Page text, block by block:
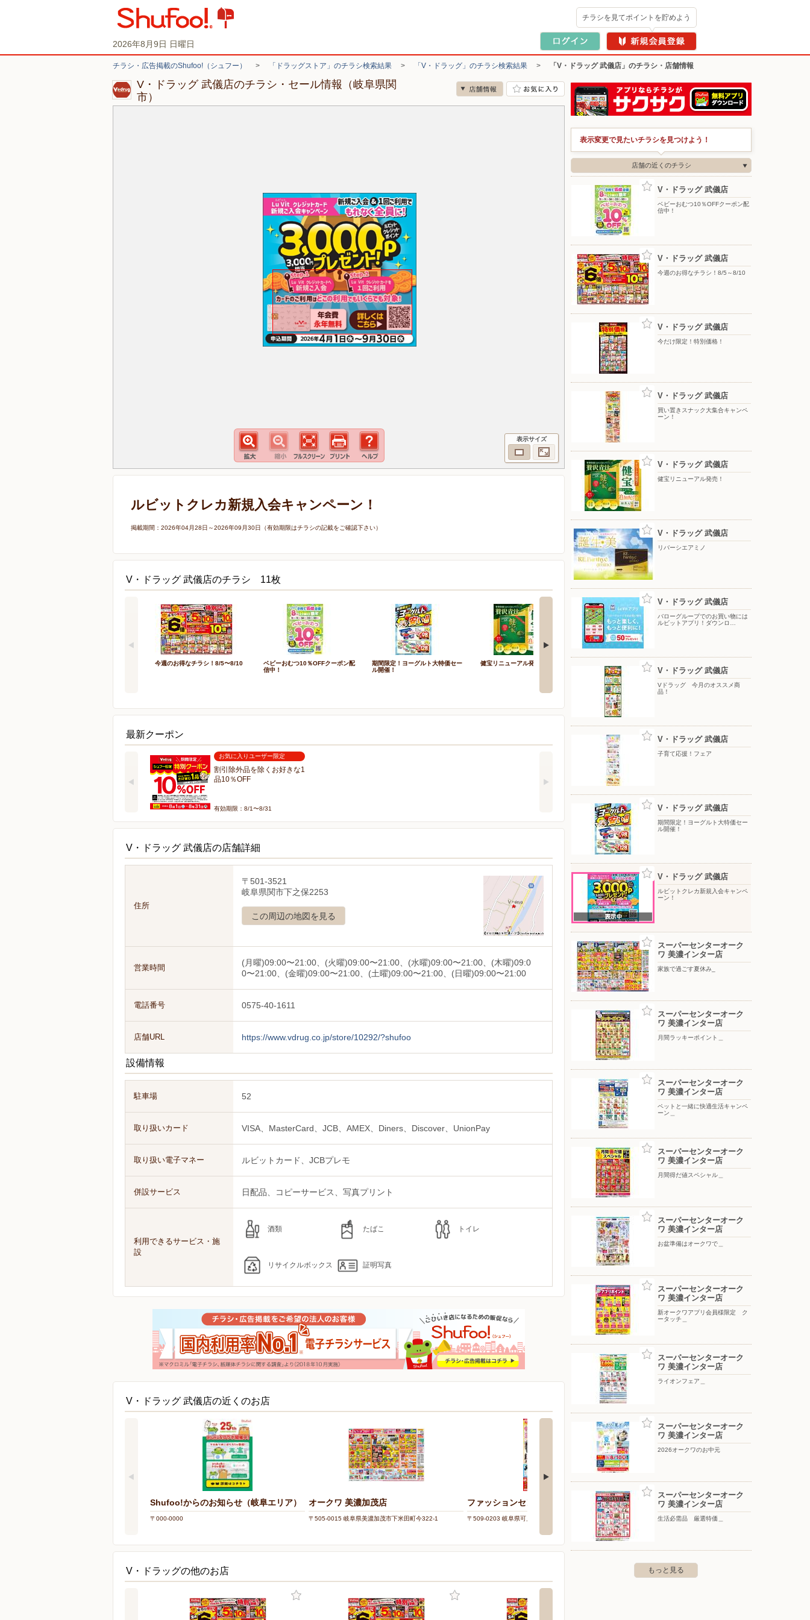
2026年8月9日 日曜日
チラシを見てポイントを貯めよう
チラシ・広告掲載のShufoo!（シュフー） > 「ドラッグストア」のチラシ検索結果 > 「V・ドラッグ」のチラシ検索結果 > 「V・ドラッグ 武儀店」のチラシ・店舗情報
V・ドラッグ 武儀店のチラシ・セール情報（岐阜県関
市）
表示サイズ
ルビットクレカ新規入会キャンペーン！
掲載期間：2026年04月28日～2026年09月30日（有効期限はチラシの記載をご確認下さい）
V・ドラッグ 武儀店のチラシ 11枚
今週のお得なチラシ！8/5〜8/10
ベビーおむつ10％OFFクーポン配
信中！
期間限定！ヨーグルト大特価セー
ル開催！
健宝リニューアル発売！
ルビットアプリ！ダウンロードで
50pt進呈中！
最新クーポン
お気に入りユーザー限定
割引除外品を除くお好きな1
品10％OFF
有効期限：8/1〜8/31
V・ドラッグ 武儀店の店舗詳細
住所
〒501-3521
岐阜県関市下之保2253
この周辺の地図を見る
営業時間
(月曜)09:00〜21:00、(火曜)09:00〜21:00、(水曜)09:00〜21:00、(木曜)09:0
0〜21:00、(金曜)09:00〜21:00、(土曜)09:00〜21:00、(日曜)09:00〜21:00
電話番号 0575-40-1611
店舗URL https://www.vdrug.co.jp/store/10292/?shufoo
設備情報
駐車場 52
取り扱いカード VISA、MasterCard、JCB、AMEX、Diners、Discover、UnionPay
取り扱い電子マネー ルビットカード、JCBプレモ
併設サービス 日配品、コピーサービス、写真プリント
利用できるサービス・施
設
酒類 たばこ トイレ
リサイクルボックス 証明写真
V・ドラッグ 武儀店の近くのお店
Shufoo!からのお知らせ（岐阜エリア）
〒000-0000
オークワ 美濃加茂店
〒505-0015 岐阜県美濃加茂市下米田町今322-1
ファッションセンターしまむら/可児店
〒509-0203 岐阜県可児市下恵土字高島3229-1
タマホーム/関店
〒501-3936 岐阜県関市倉知687番地1
V・ドラッグの他のお店
表示変更で見たいチラシを見つけよう！
店舗の近くのチラシ
V・ドラッグ 武儀店
ベビーおむつ10％OFFクーポン配
信中！
V・ドラッグ 武儀店
今週のお得なチラシ！8/5～8/10
V・ドラッグ 武儀店
今だけ限定！特別価格！
V・ドラッグ 武儀店
買い置きスナック大集合キャンペ
ーン！
V・ドラッグ 武儀店
健宝リニューアル発売！
V・ドラッグ 武儀店
リバーシエアミノ
V・ドラッグ 武儀店
バローグループでのお買い物には
ルビットアプリ！ダウンロ…
V・ドラッグ 武儀店
Vドラッグ 今月のオススメ商
品！
V・ドラッグ 武儀店
子育て応援！フェア
V・ドラッグ 武儀店
期間限定！ヨーグルト大特価セー
ル開催！
V・ドラッグ 武儀店
ルビットクレカ新規入会キャンペ
ーン！
スーパーセンターオーク
ワ 美濃インター店
家族で過ごす夏休み_
スーパーセンターオーク
ワ 美濃インター店
月間ラッキーポイント＿
スーパーセンターオーク
ワ 美濃インター店
ペットと一緒に快適生活キャンペ
ーン＿
スーパーセンターオーク
ワ 美濃インター店
月間得だ値スペシャル＿
スーパーセンターオーク
ワ 美濃インター店
お盆準備はオークワで＿
スーパーセンターオーク
ワ 美濃インター店
新オークワアプリ会員様限定 ク
ータッチ＿
スーパーセンターオーク
ワ 美濃インター店
ライオンフェア＿
スーパーセンターオーク
ワ 美濃インター店
2026オークワのお中元
スーパーセンターオーク
ワ 美濃インター店
生活必需品 厳選特価＿
もっと見る